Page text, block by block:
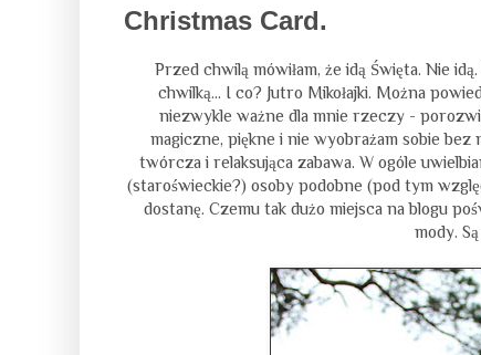
Christmas Card.
Przed chwilą mówiłam, że idą Święta. Nie
chwilką... I co? Jutro Mikołajki. Można
niezwykle ważne dla mnie rzeczy -
magiczne, piękne i nie wyobrażam sobie
twórcza i relaksująca zabawa. W ogóle
(staroświeckie?) osoby podobne (pod tym
dostanę. Czemu tak dużo miejsca na blogu
mody.